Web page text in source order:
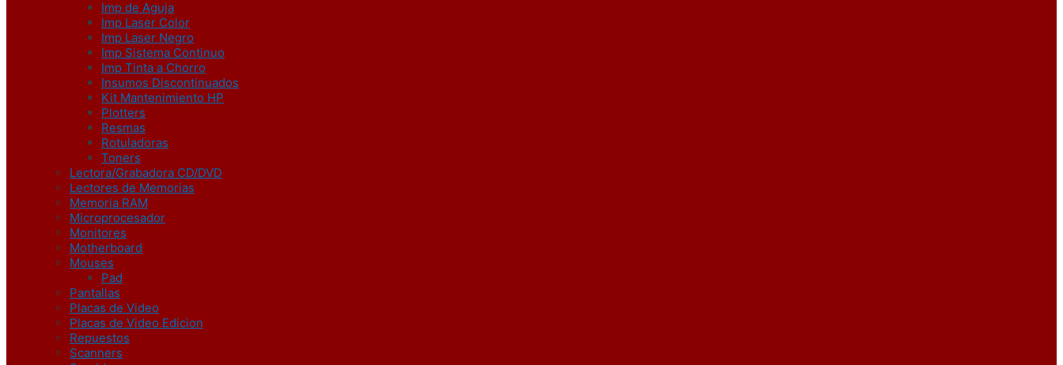
Imp de Aguja
Imp Laser Color
Imp Laser Negro
Imp Sistema Continuo
Imp Tinta a Chorro
Insumos Discontinuados
Kit Mantenimiento HP
Plotters
Resmas
Rotuladoras
Toners
Lectora/Grabadora CD/DVD
Lectores de Memorias
Memoria RAM
Microprocesador
Monitores
Motherboard
Mouses
Pad
Pantallas
Placas de Video
Placas de Video Edicion
Repuestos
Scanners